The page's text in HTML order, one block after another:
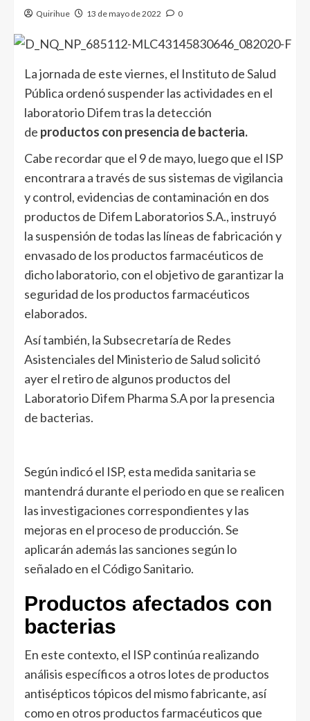
Quirihue 13 de mayo de 2022 0
La jornada de este viernes, el Instituto de Salud
Pública ordenó suspender las actividades en el
laboratorio Difem tras la detección
de productos con presencia de bacteria.
Cabe recordar que el 9 de mayo, luego que el ISP
encontrara a través de sus sistemas de vigilancia
y control, evidencias de contaminación en dos
productos de Difem Laboratorios S.A., instruyó
la suspensión de todas las líneas de fabricación y
envasado de los productos farmacéuticos de
dicho laboratorio, con el objetivo de garantizar la
seguridad de los productos farmacéuticos
elaborados.
Así también, la Subsecretaría de Redes
Asistenciales del Ministerio de Salud solicitó
ayer el retiro de algunos productos del
Laboratorio Difem Pharma S.A por la presencia
de bacterias.
Según indicó el ISP, esta medida sanitaria se
mantendrá durante el periodo en que se realicen
las investigaciones correspondientes y las
mejoras en el proceso de producción. Se
aplicarán además las sanciones según lo
señalado en el Código Sanitario.
Productos afectados con
bacterias
En este contexto, el ISP continúa realizando
análisis específicos a otros lotes de productos
antisépticos tópicos del mismo fabricante, así
como en otros productos farmacéuticos que